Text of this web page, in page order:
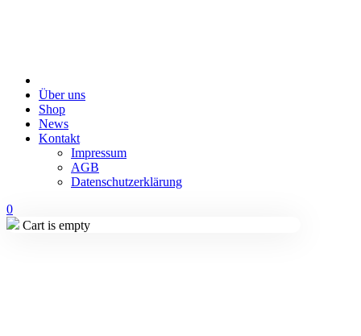
Über uns
Shop
News
Kontakt
Impressum
AGB
Datenschutzerklärung
0
Cart is empty